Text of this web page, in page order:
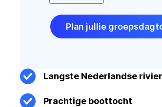
Plan jullie
Langste Nederlandse rivier
Prachtige boottocht